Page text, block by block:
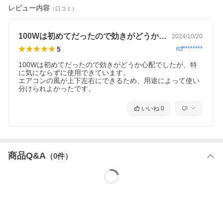
※ 外機サイズの目安：高さ600mm×幅760mm×奥行340mm
＼当社独自の「おまかせエアコン」とは？／
レビュー内容 （口コミ）
100Wは初めてだったので効きがどうか… 2024/10/20
5 rcf********
100Wは初めてだったので効きがどうか心配でしたが、特
に気にならずに使用できています。
エアコンの風が上下左右にできるため、用途によって使い
分けられよかったです。
いいね 0
商品Q&A （0件）